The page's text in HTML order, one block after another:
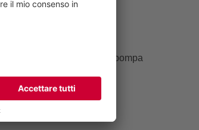
semplice.
usura è facile e veloce,
o guasto, la pompa
diverse opzioni per la